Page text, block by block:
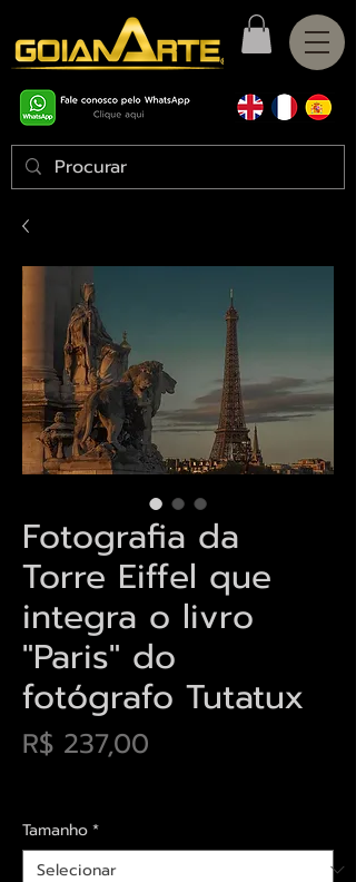
Fotografia da
Torre Eiffel que
integra o livro
"Paris" do
fotógrafo Tutatux
R$ 237,00
Tamanho*